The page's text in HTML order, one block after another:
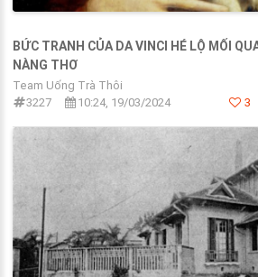
BỨC TRANH CỦA DA VINCI HÉ LỘ MỐI
NÀNG THƠ
Team Uống Trà Thôi
3227
10:24, 19/03/2024 3